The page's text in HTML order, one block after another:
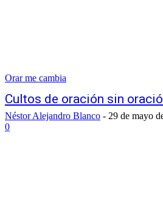
Orar me cambia
Cultos de oración sin
Néstor Alejandro Blanco - 29 de mayo
0